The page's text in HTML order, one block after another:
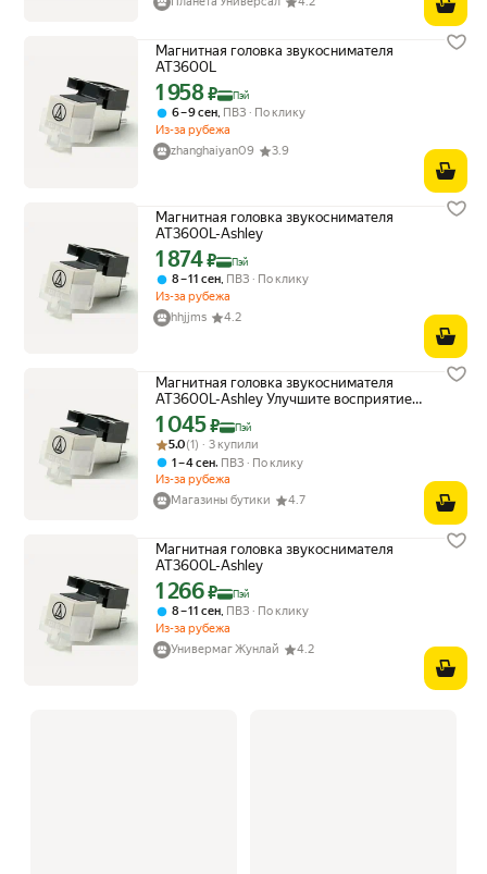
Магнитная головка звукоснимателя
AT3600L
Цена с картой Яндекс Пэй 1958 ₽ вместо
1 958₽ Пэй
6 – 9 сен, ПВЗ
По клику
Из-за рубежа
zhanghaiyan09
3.9
Магнитная головка звукоснимателя
AT3600L-Ashley
Цена с картой Яндекс Пэй 1874 ₽ вместо
1 874₽ Пэй
8 – 11 сен ПВЗ
По клику
Из-за рубежа
hhjjms
4.2
Магнитная головка звукоснимателя
AT3600L-Ashley Улучшите восприятие
музыки
Цена с картой Яндекс Пэй 1045 ₽ вместо
1 045₽ Пэй
Рейтинг товара: 5.0 из 5
Оценок: (1) · 3 купили
5.0(1) · 3 купили
1 – 4 сен, ПВЗ
По клику
Из-за рубежа
Магазины бутики
4.7
Магнитная головка звукоснимателя
AT3600L-Ashley
Цена с картой Яндекс Пэй 1266 ₽ вместо
1 266₽ Пэй
8 – 11 сен, ПВЗ
По клику
Из-за рубежа
Универмаг Жунлай
4.2